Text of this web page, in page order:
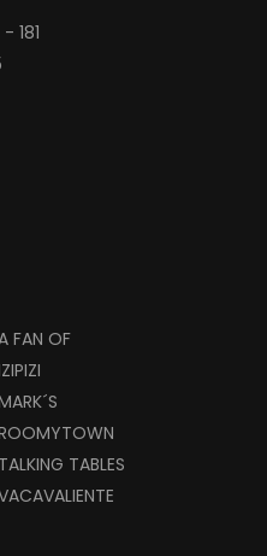
181
FAN OF
TALKING TABLES